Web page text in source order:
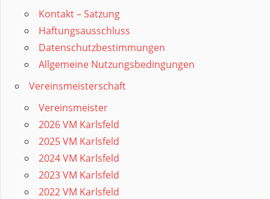
Kontakt – Satzung
Haftungsausschluss
Datenschutzbestimmungen
Allgemeine Nutzungsbedingungen
Vereinsmeisterschaft
Vereinsmeister
2026 VM Karlsfeld
2025 VM Karlsfeld
2024 VM Karlsfeld
2023 VM Karlsfeld
2022 VM Karlsfeld